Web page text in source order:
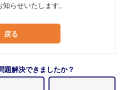
らせいたします。
戻る
題解決できましたか？